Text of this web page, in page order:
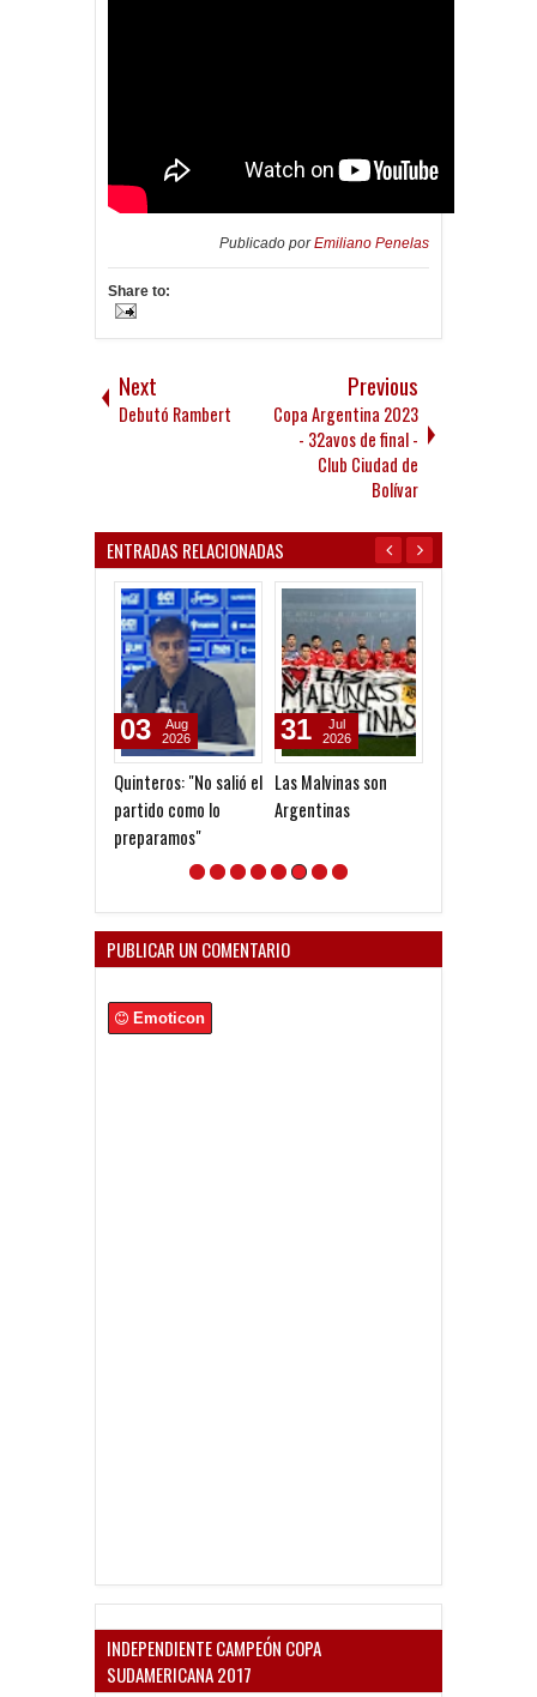
Publicado porEmiliano Penelas
Share to:
Next
Debutó Rambert
Previous
Copa Argentina 2023
- 32avos de final -
Club Ciudad de
Bolívar
ENTRADAS RELACIONADAS
Quinteros: "No salió el
partido como lo
preparamos"
03
Aug
2026
Las Malvinas son
Argentinas
31
Jul
2026
PUBLICAR UN COMENTARIO
Emoticon
INDEPENDIENTE CAMPEÓN COPA
SUDAMERICANA 2017